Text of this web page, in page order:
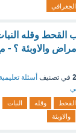
الجغرافي
القحط وقله
والاوبئة ؟ -
في تصنيف أسئلة تعليمية
القحط وقله النبات
والاوبئة